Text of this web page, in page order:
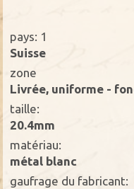
pays: 1
Suisse
zone
Livrée, uniforme -
taille:
20.4mm
matériau:
métal blanc
gaufrage du fabricant: